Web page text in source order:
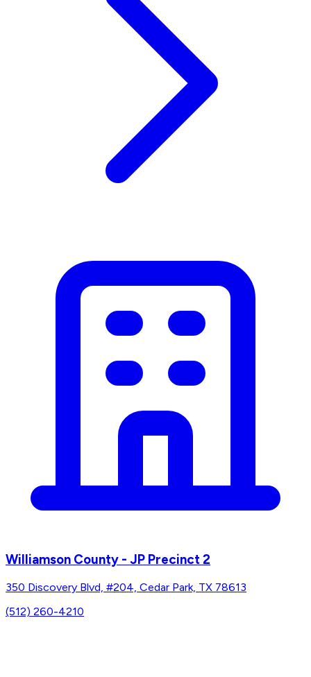
Williamson County - JP Precinct 2
350 Discovery Blvd, #204, Cedar Park, TX 78613
(512) 260-4210